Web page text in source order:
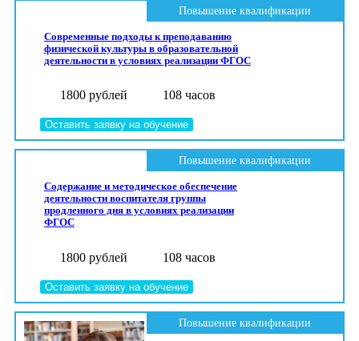
Современные подходы к преподаванию
физической культуры в образовательной
деятельности в условиях реализации ФГОС
1800 рублей 108 часов
Оставить заявку на обучение
Повышение квалификации
Содержание и методическое обеспечение
деятельности воспитателя группы
продленного дня в условиях реализации
ФГОС
1800 рублей 108 часов
Оставить заявку на обучение
Повышение квалификации
Повышение квалификации